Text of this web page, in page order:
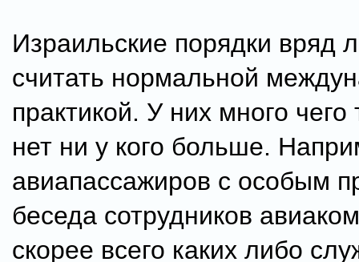
Израильские порядки вряд
считать нормальной
практикой. У них много чего
нет ни у кого больше.
авиапассажиров с особым
беседа сотрудников
скорее всего каких либо